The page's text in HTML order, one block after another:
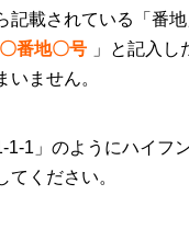
記載されている「番
〇番地〇号 」と記入し
いません。
1-1」のようにハイフ
てください。